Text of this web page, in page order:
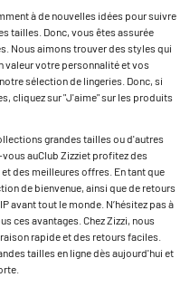
à de nouvelles ­idées pour suivre
tailles. Donc, vous êtes assurée
Nous aimons trouver des styles qui
valeur votre personnalité et vos
sélection de lingeries. Donc, si
cliquez sur "J'aime"­ sur les produits
grandes tailles ou d'autres
au­Club Zizzi­et profitez des
des meilleures offres. En tant que
de bienvenue, ainsi que de retours
avant tout le monde. N’hésitez pas à
ces avantages. Chez Zizzi, nous
rapide et des retours faciles.
tailles en ligne dès aujourd'hui et